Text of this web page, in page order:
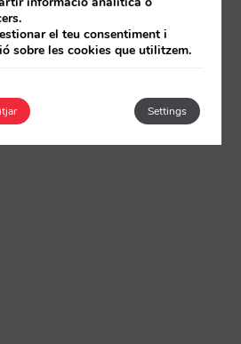
el teu consentiment i
sobre les cookies que utilitzem.
Settings